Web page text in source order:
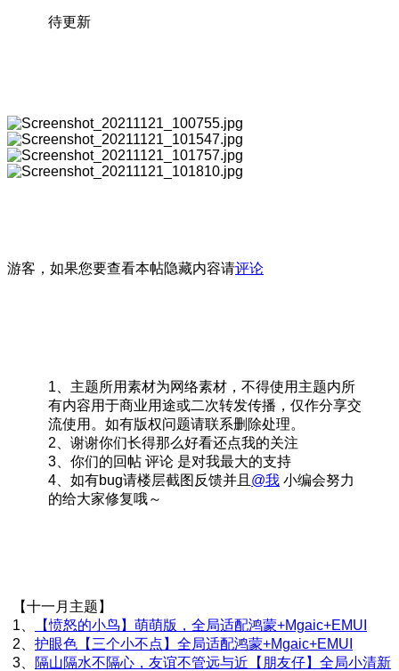
待更新
游客，如果您要查看本帖隐藏内容请评论
1、主题所用素材为网络素材，不得使用主题内所
有内容用于商业用途或二次转发传播，仅作分享交
流使用。如有版权问题请联系删除处理。
2、谢谢你们长得那么好看还点我的关注
3、你们的回帖 评论 是对我最大的支持
4、如有bug请楼层截图反馈并且 @我 小编会努力
的给大家修复哦～
【十一月主题】
1、
【愤怒的小鸟】萌萌版，全局适配鸿蒙+Mgaic+EMUI
2、 护眼色【三个小不点】全局适配鸿蒙+Mgaic+EMUI
3、
隔山隔水不隔心，友谊不管远与近【朋友仔】全局小清新